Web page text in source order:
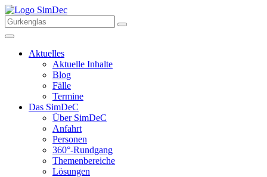
Aktuelles
Aktuelle Inhalte
Blog
Fälle
Termine
Das SimDeC
Über SimDeC
Anfahrt
Personen
360°-Rundgang
Themenbereiche
Lösungen